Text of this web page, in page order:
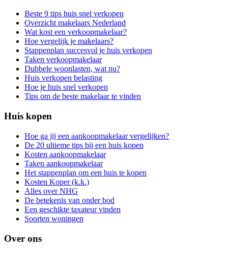
Beste 9 tips huis snel verkopen
Overzicht makelaars Nederland
Wat kost een verkoopmakelaar?
Hoe vergelijk je makelaars?
Stappenplan succesvol je huis verkopen
Taken verkoopmakelaar
Dubbele woonlasten, wat nu?
Huis verkopen belasting
Hoe je huis snel verkopen
Tips om de beste makelaar te vinden
Huis kopen
Hoe ga jij een aankoopmakelaar vergelijken?
De 20 ultieme tips bij een huis kopen
Kosten aankoopmakelaar
Taken aankoopmakelaar
Het stappenplan om een huis te kopen
Kosten Koper (k.k.)
Alles over NHG
De betekenis van onder bod
Een geschikte taxateur vinden
Soorten woningen
Over ons